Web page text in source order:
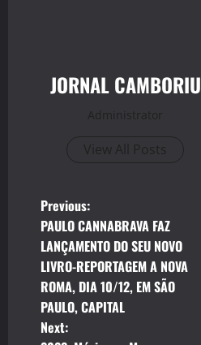
JORNAL CAMBORIU
Administrator
View All Posts
P
o
s
t
Previous:
PAULO CANNABRAVA FAZ
LANÇAMENTO DO SEU NOVO
LIVRO-REPORTAGEM A NOVA
ROMA, DIA 10/12, EM SÃO
PAULO, CAPITAL
Next: